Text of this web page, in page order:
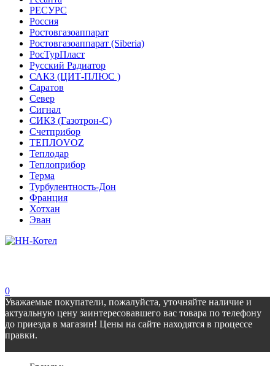
РЕСУРС
Россия
Ростовгазоаппарат
Ростовгазоаппарат (Siberia)
РосТурПласт
Русский Радиатор
САКЗ (ЦИТ-ПЛЮС )
Саратов
Север
Сигнал
СИКЗ (Газотрон-С)
Счетприбор
ТЕПЛОVOZ
Теплодар
Теплоприбор
Терма
Турбулентность-Дон
Франция
Хотхан
Эван
0
Уважаемые покупатели, пожалуйста, уточняйте наличие и
актуальную цену заинтересовавшего вас товара по телефону
до приезда в магазин! Цены на сайте находятся в процессе
правки.